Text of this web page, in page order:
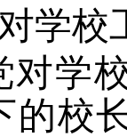
学校
对学
的校